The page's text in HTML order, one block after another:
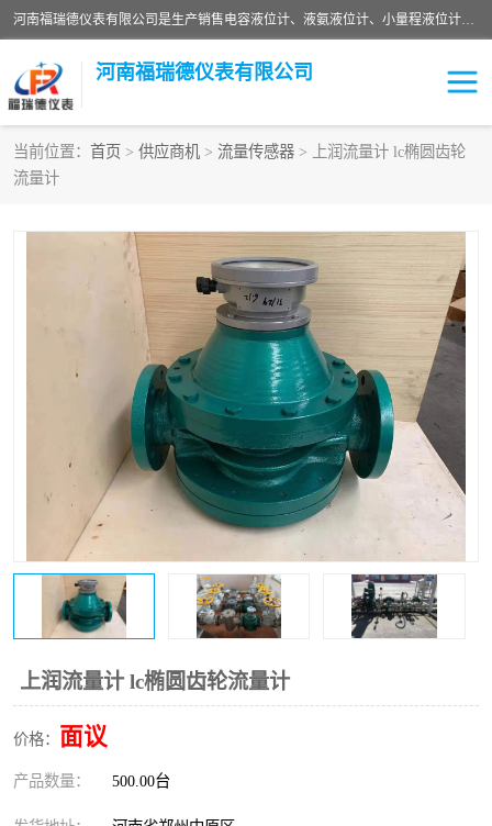
河南福瑞德仪表有限公司是生产销售电容液位计、液氨液位计、小量程液位计定制、智能锅炉水位计、液氮液位计等；并在产品开发、研制的过程中，吸取国内外仪器仪表的技术精华，建立了一支高、精、尖的科研开发队伍，使产品性能不断升级。
河南福瑞德仪表有限公司
当前位置： 首页 > 供应商机 > 流量传感器 > 上润流量计 lc椭圆齿轮
流量计
上润流量计 lc椭圆齿轮流量计
价格： 面议
产品数量： 500.00台
液位计
压力传感器 流量传感器
液氮液位计
液位计传感器定制
液氨液位计 物位计
油量传感器 测漏仪
温度变送器 锅炉水位计
智能锅炉水位计 电容液位计
流量仪表 加油站液位仪